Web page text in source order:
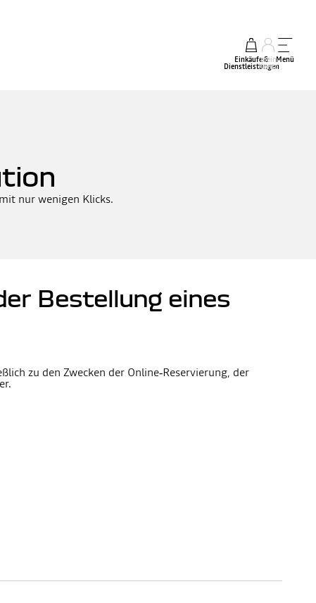
Einkäufe &
Dienstleistungen
mein
Konto
Menü
nur wenigen Klicks.
Bestellung eines
zu den Zwecken der Online‑Reservierung, der